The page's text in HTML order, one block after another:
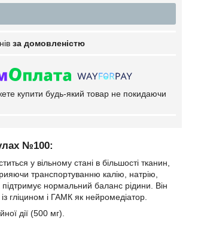
за домовленістю
купити будь-який товар не покидаючи
№100:
у вільному стані в більшості тканин,
транспортуванню калію, натрію,
підтримує нормальний баланс рідини. Він
гліцином і ГАМК як нейромедіатор.
дії (500 мг).